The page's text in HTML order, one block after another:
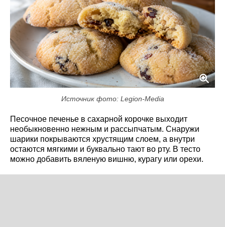
Источник фото: Legion-Media
Песочное печенье в сахарной корочке выходит
необыкновенно нежным и рассыпчатым. Снаружи
шарики покрываются хрустящим слоем, а внутри
остаются мягкими и буквально тают во рту. В тесто
можно добавить вяленую вишню, курагу или орехи.